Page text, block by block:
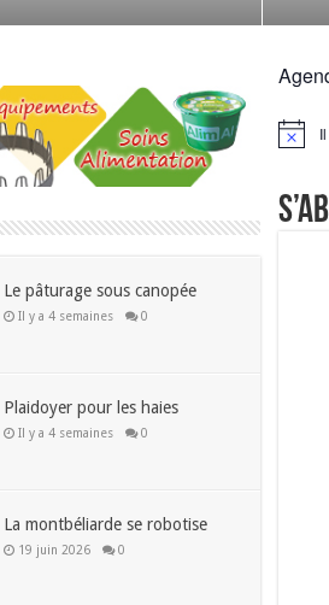
Le pâturage sous canopée
Il y a 4 semaines 0
Plaidoyer pour les haies
Il y a 4 semaines 0
La montbéliarde se robotise
19 juin 2026 0
Notice